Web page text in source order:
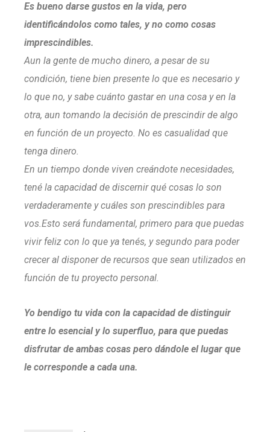
Es bueno darse gustos en la vida, pero
identificándolos como tales, y no como cosas
imprescindibles.
Aun la gente de mucho dinero, a pesar de su
condición, tiene bien presente lo que es necesario y
lo que no, y sabe cuánto gastar en una cosa y en la
otra, aun tomando la decisión de prescindir de algo
en función de un proyecto. No es casualidad que
tenga dinero.
En un tiempo donde viven creándote necesidades,
tené la capacidad de discernir qué cosas lo son
verdaderamente y cuáles son prescindibles para
vos.Esto será fundamental, primero para que puedas
vivir feliz con lo que ya tenés, y segundo para poder
crecer al disponer de recursos que sean utilizados en
función de tu proyecto personal.
Yo bendigo tu vida con la capacidad de distinguir
entre lo esencial y lo superfluo, para que puedas
disfrutar de ambas cosas pero dándole el lugar que
le corresponde a cada una.